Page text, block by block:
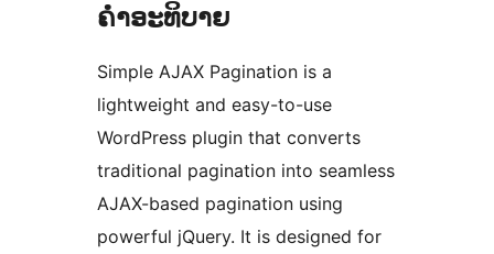
ຄຳອະທິບາຍ
Simple AJAX Pagination is a
lightweight and easy-to-use
WordPress plugin that converts
traditional pagination into seamless
AJAX-based pagination using
powerful jQuery. It is designed for